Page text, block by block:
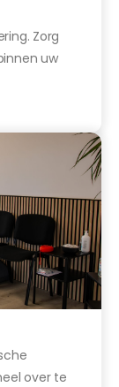
Zorg
uw
over te